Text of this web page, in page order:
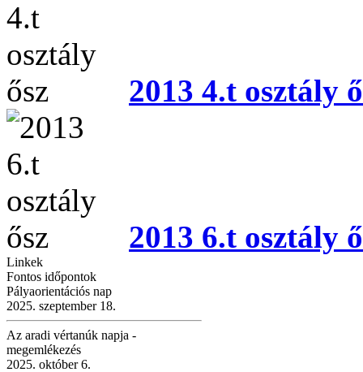
2013 4.t osztály
2013 6.t osztály
Linkek
Fontos időpontok
Pályaorientációs nap
2025. szeptember 18.
Az aradi vértanúk napja -
megemlékezés
2025. október 6.